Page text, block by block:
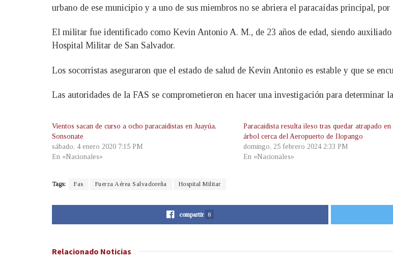
urbano de ese municipio y a uno de sus miembros no se abriera el paracaídas principal,
El militar fue identificado como Kevin Antonio A. M., de 23 años de edad, siendo
Hospital Militar de San Salvador.
Los socorristas aseguraron que el estado de salud de Kevin Antonio es estable y que se
Las autoridades de la FAS se comprometieron en hacer una investigación para determinar
Vientos sacan de curso a ocho paracaidistas en Juayúa,
Sonsonate
sábado, 4 enero 2020 7:15 PM
En «Nacionales»
Paracaidista resulta ileso tras quedar atrapado en
árbol cerca del Aeropuerto de Ilopango
domingo, 25 febrero 2024 2:33 PM
En «Nacionales»
Tags: Fas Fuerza Aérea Salvadoreña Hospital Militar
compartir 8
Relacionado Noticias